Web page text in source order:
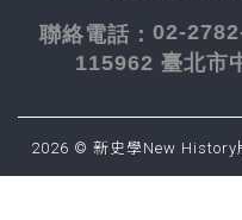
聯絡電話： 02-
115962 臺北市
2026 © 新史學New History